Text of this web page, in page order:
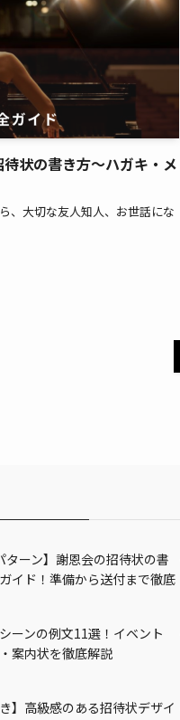
待状の書き方～ハガキ・メ
、大切な友人知人、お世話にな
ターン】謝恩会の招待状の書
イド！準備から送付まで徹底
ーンの例文11選！イベント
案内状を徹底解説
き】高級感のある招待状デザイ